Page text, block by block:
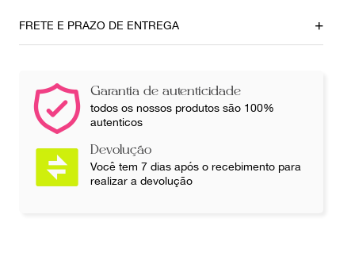
Pequeno
Ainda com dúvidas sobre as medidas? Fale com a nossa
equipe.
FRETE E PRAZO DE ENTREGA
Garantia de autenticidade
todos os nossos produtos são 100%
autenticos
Devolução
Você tem 7 dias após o recebimento para
realizar a devolução